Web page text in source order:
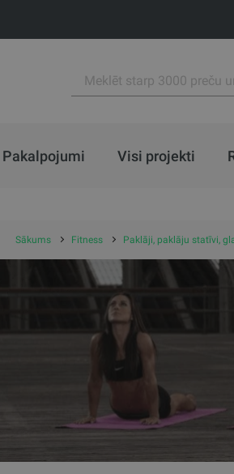
Pakalpojumi Visi projekti
Sākums Fitness Paklāji, paklāju statīvi,